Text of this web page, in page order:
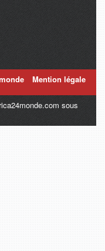
Mention légale
sous